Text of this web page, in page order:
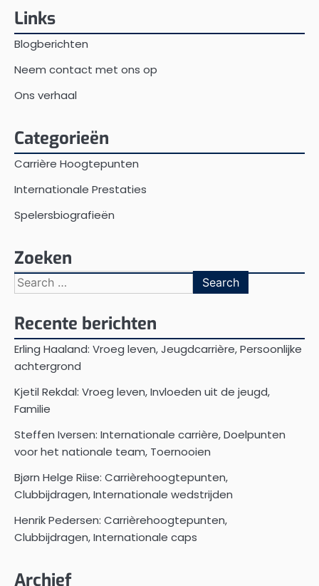
Links
Blogberichten
Neem contact met ons op
Ons verhaal
Categorieën
Carrière Hoogtepunten
Internationale Prestaties
Spelersbiografieën
Zoeken
Search
for:
Recente berichten
Erling Haaland: Vroeg leven, Jeugdcarrière, Persoonlijke
achtergrond
Kjetil Rekdal: Vroeg leven, Invloeden uit de jeugd,
Familie
Steffen Iversen: Internationale carrière, Doelpunten
voor het nationale team, Toernooien
Bjørn Helge Riise: Carrièrehoogtepunten,
Clubbijdragen, Internationale wedstrijden
Henrik Pedersen: Carrièrehoogtepunten,
Clubbijdragen, Internationale caps
Archief